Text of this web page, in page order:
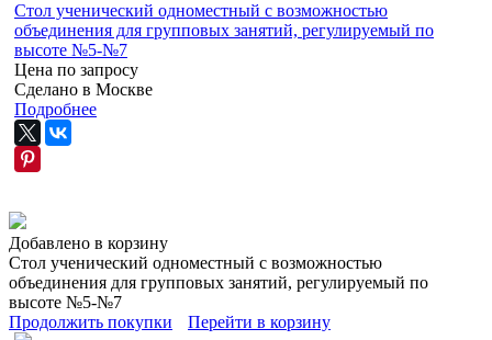
Стол ученический одноместный с возможностью
объединения для групповых занятий, регулируемый по
высоте №5-№7
Цена по запросу
Сделано в Москве
Подробнее
Добавлено в корзину
Стол ученический одноместный с возможностью
объединения для групповых занятий, регулируемый по
высоте №5-№7
Продолжить покупки
Перейти в корзину